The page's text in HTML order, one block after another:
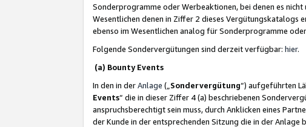
Sonderprogramme oder Werbeaktionen, bei denen es
Wesentlichen denen in Ziffer 2 dieses
ebenso im Wesentlichen analog für Sonderprogramme
Folgende Sondervergütungen sind derzeit verfügbar: hier.
(a) Bounty Events
In den in derAnlage („ Sondervergütung“) aufgeführten
Events“ die in dieser Ziffer 4 (a) beschriebenen
anspruchsberechtigt sein muss, durch Anklicken eines
der Kunde in der entsprechenden Sitzung die in der